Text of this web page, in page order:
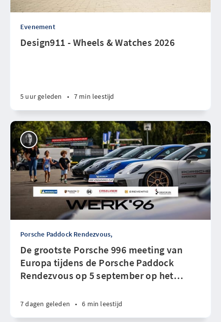
Evenement
Design911 - Wheels & Watches 2026
5 uur geleden • 7 min leestijd
Porsche Paddock Rendezvous,
De grootste Porsche 996 meeting van
Europa tijdens de Porsche Paddock
Rendezvous op 5 september op het…
7 dagen geleden • 6 min leestijd